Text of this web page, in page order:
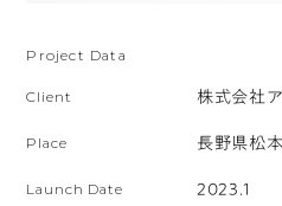
Project Data
Client 株式会社
Place 長野県松
Launch Date 2023.1